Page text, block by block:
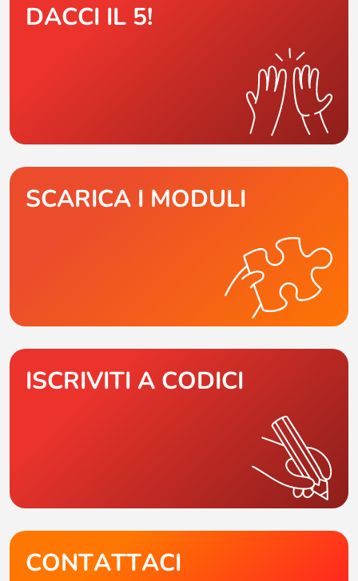
DACCI IL 5!
SCARICA I MODULI
ISCRIVITI A CODICI
CONTATTACI